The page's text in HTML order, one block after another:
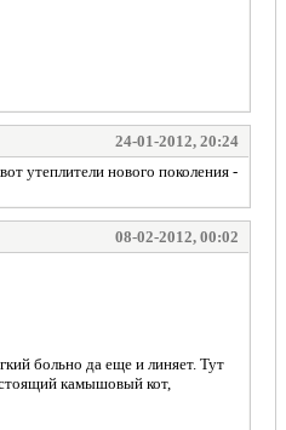
24-01-2012, 20:24
утеплители нового поколения -
08-02-2012, 00:02
больно да еще и линяет. Тут
камышовый кот,